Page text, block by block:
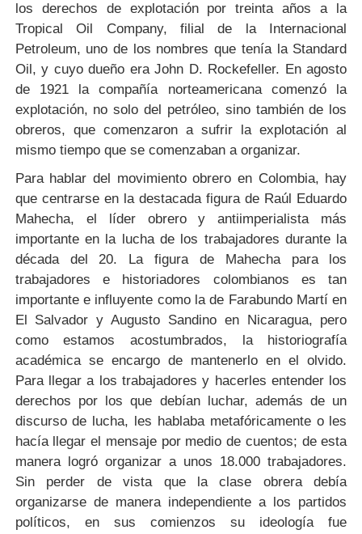
los derechos de explotación por treinta años a la
Tropical Oil Company, filial de la Internacional
Petroleum, uno de los nombres que tenía la Standard
Oil, y cuyo dueño era John D. Rockefeller. En agosto
de 1921 la compañía norteamericana comenzó la
explotación, no solo del petróleo, sino también de los
obreros, que comenzaron a sufrir la explotación al
mismo tiempo que se comenzaban a organizar.
Para hablar del movimiento obrero en Colombia, hay
que centrarse en la destacada figura de Raúl Eduardo
Mahecha,
el líder obrero y antiimperialista
más
importante en la lucha de los trabajadores durante la
década
del 20. La figura de Mahecha para
los
trabajadores
e historiadores colombianos es
tan
importante e influyente como la de Farabundo Martí en
El Salvador y Augusto Sandino en Nicaragua, pero
como
estamos acostumbrados, la
historiografía
académica se encargo de mantenerlo en el olvido.
Para llegar a los trabajadores y hacerles entender los
derechos por los que debían luchar, además de un
discurso de lucha, les hablaba metafóricamente o les
hacía llegar el mensaje por medio de cuentos; de esta
manera logró organizar a unos 18.000 trabajadores.
Sin
perder de vista que la clase obrera
debía
organizarse de manera independiente a los partidos
políticos,
en sus comienzos su ideología
fue